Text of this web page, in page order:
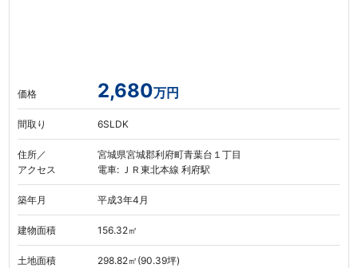
価格 2,680万円
間取り 6SLDK
住所／
アクセス
宮城県宮城郡利府町青葉台１丁目
電車: ＪＲ東北本線 利府駅
築年月 平成3年4月
建物面積 156.32㎡
土地面積 298.82㎡(90.39坪)